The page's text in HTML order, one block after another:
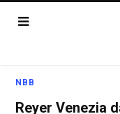
NBB
Reyer Venezia